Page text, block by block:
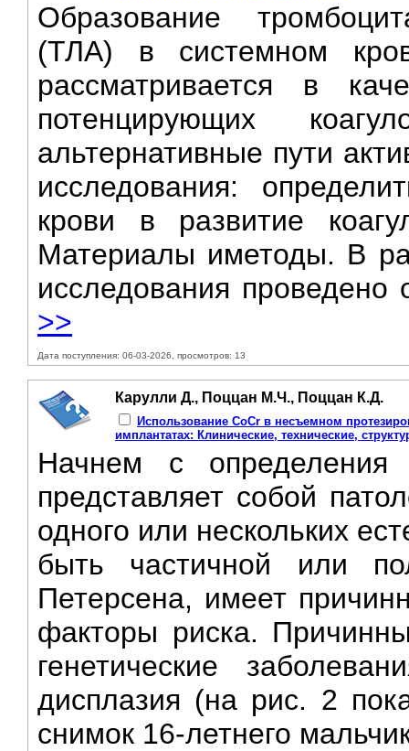
Образование
(ТЛА) в системном
рассматривается в
потенцирующих
альтернативные пути
исследования:
крови в развитие
Материалы иметоды. B
исследования
>>
Дата поступления: 06-03-2026, просмотров: 13
Карулли Д., Поццан М.Ч., Поццан К.Д.
Использование CoCr в несъемном
имплантатах: Клинические, технические,
Начнем с
представляет собой
одного или нескольких
быть частичной или
Петерсена, имеет
факторы риска.
генетические
дисплазия (на рис. 2
снимок 16-летнего